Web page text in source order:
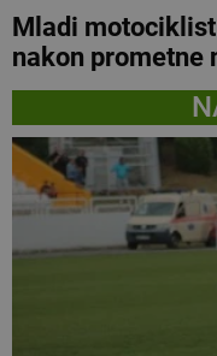
Mladi
nakon prometne